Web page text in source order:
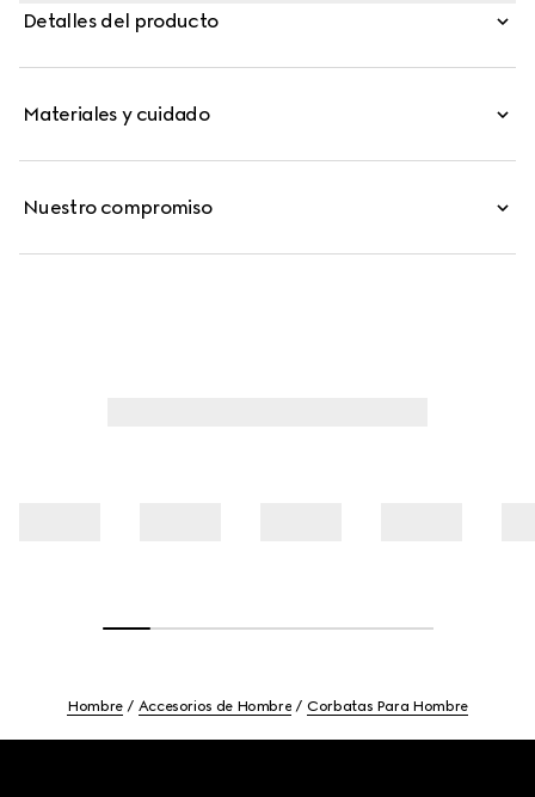
Detalles del producto
Materiales y cuidado
Nuestro compromiso
Hombre Accesorios de Hombre Corbatas Para Hombre